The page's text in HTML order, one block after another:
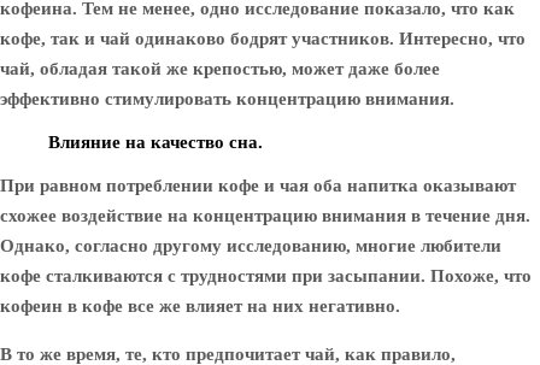
кофеина. Тем не менее, одно исследование показало, что как
кофе, так и чай одинаково бодрят участников. Интересно, что
чай, обладая такой же крепостью, может даже более
эффективно стимулировать концентрацию внимания.
Влияние на качество сна.
При равном потреблении кофе и чая оба напитка оказывают
схожее воздействие на концентрацию внимания в течение дня.
Однако, согласно другому исследованию, многие любители
кофе сталкиваются с трудностями при засыпании. Похоже, что
кофеин в кофе все же влияет на них негативно.
В то же время, те, кто предпочитает чай, как правило,